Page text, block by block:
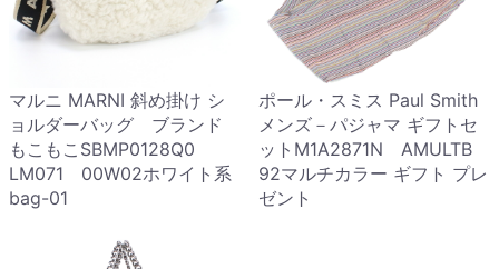
マルニ MARNI 斜め掛け シ
ョルダーバッグ ブランド
もこもこSBMP0128Q0
LM071 00W02ホワイト系
bag-01
ポール・スミス Paul Smith
メンズ－パジャマ ギフトセ
ットM1A2871N AMULTB
92マルチカラー ギフト プレ
ゼント